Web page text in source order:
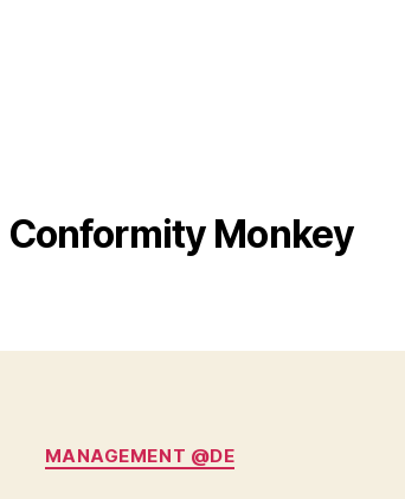
Conformity Monkey
Categories
MANAGEMENT @DE